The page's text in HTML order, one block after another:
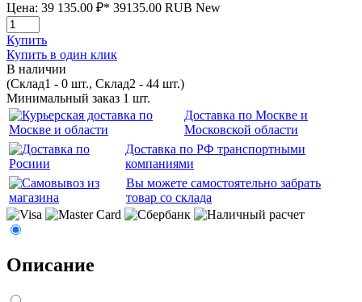
Цена: 39 135.00 ₽* 39135.00 RUB New
Купить
Купить в один клик
В наличии
(Склад1 - 0 шт., Склад2 - 44 шт.)
Минимальный заказ 1 шт.
Доставка по Москве и
Московской области
Доставка по РФ транспортными
компаниями
Вы можете самостоятельно забрать
товар со склада
Описание